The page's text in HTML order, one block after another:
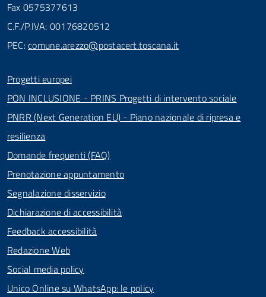
Fax 0575377613
C.F./P.IVA: 00176820512
PEC:comune.arezzo@postacert.toscana.it
Progetti europei
PON INCLUSIONE - PRINS Progetti di intervento sociale
PNRR (Next Generation EU) - Piano nazionale di ripresa e
resilienza
Domande frequenti (FAQ)
Prenotazione appuntamento
Segnalazione disservizio
Dichiarazione di accessibilità
Feedback accessibilità
Redazione Web
Social media policy
Unico Online su WhatsApp: le policy